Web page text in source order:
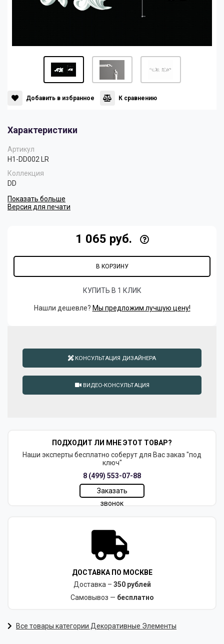
Панели
Плинтусы
Мрамор
Султан
Добавить в избранное К сравнению
Характеристики
Артикул
H1-DD002 LR
Коллекция
DD
Показать больше
Версия для печати
1 065 руб.
В КОРЗИНУ
КУПИТЬ В 1 КЛИК
Нашли дешевле? Мы предложим лучшую цену!
КОНСУЛЬТАЦИЯ ДИЗАЙНЕРА
ВИДЕО-КОНСУЛЬТАЦИЯ
ПОДХОДИТ ЛИ МНЕ ЭТОТ ТОВАР?
Наши эксперты бесплатно соберут для Вас заказ "под
ключ"
8 (499) 553-07-88
Заказать
звонок
ДОСТАВКА ПО МОСКВЕ
Доставка – 350 рублей
Самовывоз — бесплатно
Все товары категории Декоративные Элементы